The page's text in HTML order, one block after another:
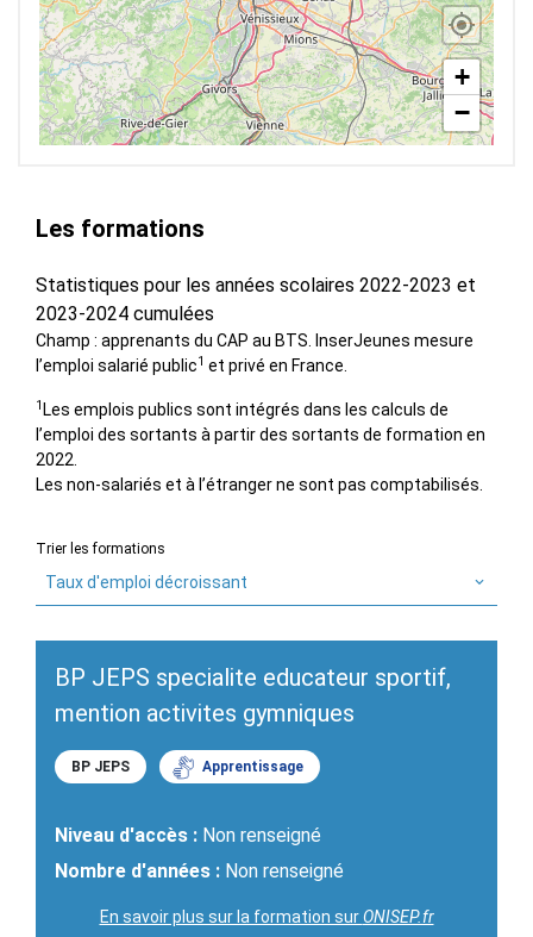
+
−
Les formations
Statistiques pour les années scolaires 2022-2023 et
2023-2024 cumulées
Champ : apprenants du CAP au BTS. InserJeunes mesure
l’emploi salarié public1 et privé en France.
1 Les emplois publics sont intégrés dans les calculs de
l’emploi des sortants à partir des sortants de formation en
2022.
Les non-salariés et à l’étranger ne sont pas comptabilisés.
Trier les formations
Taux d'emploi décroissant
BP JEPS specialite educateur sportif,
mention activites gymniques
BP JEPS Apprentissage
Niveau d'accès : Non renseigné
Nombre d'années : Non renseigné
En savoir plus sur la formation surONISEP.fr